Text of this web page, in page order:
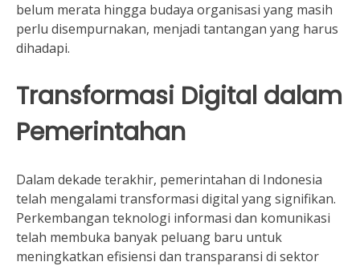
belum merata hingga budaya organisasi yang masih
perlu disempurnakan, menjadi tantangan yang harus
dihadapi.
Transformasi Digital dalam
Pemerintahan
Dalam dekade terakhir, pemerintahan di Indonesia
telah mengalami transformasi digital yang signifikan.
Perkembangan teknologi informasi dan komunikasi
telah membuka banyak peluang baru untuk
meningkatkan efisiensi dan transparansi di sektor